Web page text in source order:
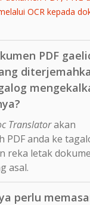
OCR kepada
PDF
Translatorakan
PDF anda ke
reka letak
asal.
perlu